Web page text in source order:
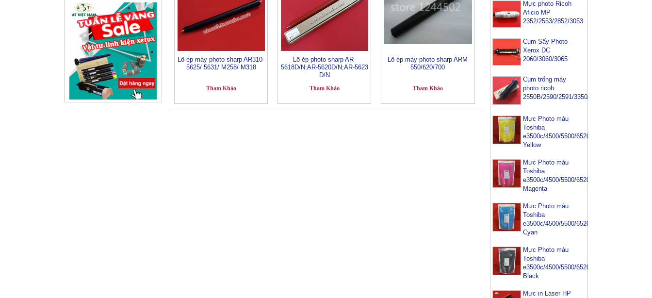
Lô ép máy photo sharp AR310-
5625/ 5631/ M258/ M318
Tham Khảo
Lô ép photo sharp AR-
5618D/N;AR-5620D/N;AR-5623
D/N
Tham Khảo
Lô ép máy photo sharp ARM
550/620/700
Tham Khảo
Mực photo Ricoh
Aficio MP
2352/2553/2852/3053
Cụm Sấy Photo
Xerox DC
2060/3060/3065
Cụm trống máy
photo ricoh
2550B/2590/2591/3350/3352
Mực Photo màu
Toshiba
e3500c/4500/5500/6520/6540-
Yellow
Mực Photo màu
Toshiba
e3500c/4500/5500/6520/6540-
Magenta
Mực Photo màu
Toshiba
e3500c/4500/5500/6520/6540-
Cyan
Mực Photo màu
Toshiba
e3500c/4500/5500/6520/6540-
Black
Mực in Laser HP
Mực máy photo
ricoh MP 2554/
3054/ 3554/
3054SP/ 3554SP